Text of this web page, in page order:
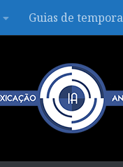
Guias de